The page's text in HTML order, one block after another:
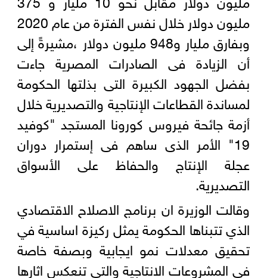
مليون دولار خلال نفس الفترة من عام 2020
وبفارق مليار و948 مليون دولار ،مشيرةً إلى
أن الزيادة فى الصادرات المصرية جاءت
بفضل الجهود الكبيرة التى بذلتها الحكومة
لمساندة القطاعات الإنتاجية والتصديرية خلال
أزمة جائحة فيروس كورونا المستجد "كوفيد
19" الأمر الذى ساهم فى إستمرار دوران
عجلة الإنتاج والحفاظ على الأسواق
التصديرية.
وقالت الوزيرة ان برنامج الاصلاح الاقتصادي
الذي تتبناها الحكومة يمثل ركيزة اساسية في
تحقيق معدلات نمو ايجابية وبصفة خاصة
في المشروعات الانتاجية والتي تنعكس اثارها